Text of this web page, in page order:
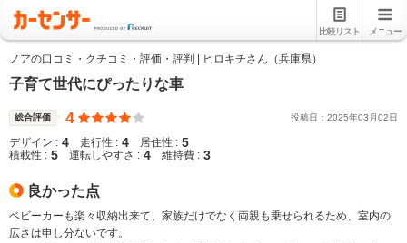
比較リスト メニュー
ノアの口コミ・クチコミ・評価・評判 | ヒロキチさん（兵庫県）
子育て世代にぴったりな車
総合評価 4 投稿日： 2025年03 月02日
デザイン : 4 走行性 : 4 居住性 : 5
積載性 : 5 運転しやすさ : 4 維持費 : 3
良かった点
ベビーカーも楽々収納出来て、家族だけでなく両親も乗せられるため、室内の
広さは申し分ないです。